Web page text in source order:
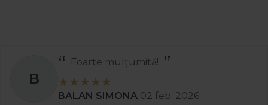
B
Foarte mulțumită!
BALAN SIMONA 02 feb. 2026